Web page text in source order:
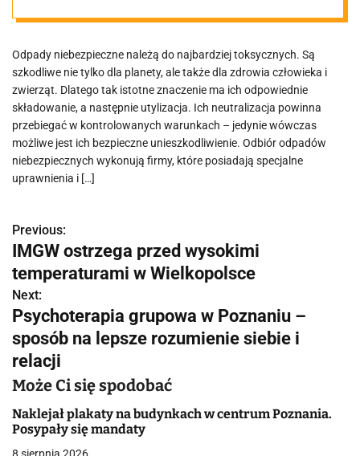
zutylizować?
Odpady niebezpieczne należą do najbardziej toksycznych. Są
szkodliwe nie tylko dla planety, ale także dla zdrowia człowieka i
zwierząt. Dlatego tak istotne znaczenie ma ich odpowiednie
składowanie, a następnie utylizacja. Ich neutralizacja powinna
przebiegać w kontrolowanych warunkach – jedynie wówczas
możliwe jest ich bezpieczne unieszkodliwienie. Odbiór odpadów
niebezpiecznych wykonują firmy, które posiadają specjalne
uprawnienia i […]
N
a
w
i
g
a
c
j
Previous:
IMGW ostrzega przed wysokimi
temperaturami w Wielkopolsce
Next:
Psychoterapia grupowa w Poznaniu –
sposób na lepsze rozumienie siebie i
relacji
Może Ci się spodobać
Naklejał plakaty na budynkach w centrum Poznania.
Posypały się mandaty